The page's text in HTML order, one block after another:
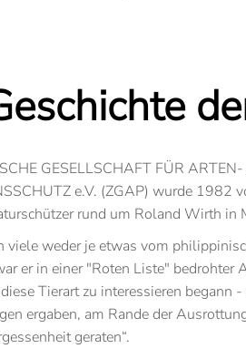
GESELLSCHAFT FÜR
e.V. (ZGAP) wurde 1982
rund um Roland Wirth in
viele weder je etwas vom
er in einer "Roten Liste" bedrohter
Tierart zu interessieren begann
ergaben, am Rande der
geraten“.